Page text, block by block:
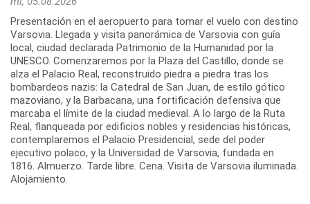
Presentación en el aeropuerto para tomar el vuelo con destino
Varsovia. Llegada y visita panorámica de Varsovia con guía
local, ciudad declarada Patrimonio de la Humanidad por la
UNESCO. Comenzaremos por la Plaza del Castillo, donde se
alza el Palacio Real, reconstruido piedra a piedra tras los
bombardeos nazis: la Catedral de San Juan, de estilo gótico
mazoviano, y la Barbacana, una fortificación defensiva que
marcaba el límite de la ciudad medieval. A lo largo de la Ruta
Real, flanqueada por edificios nobles y residencias históricas,
contemplaremos el Palacio Presidencial, sede del poder
ejecutivo polaco, y la Universidad de Varsovia, fundada en
1816. Almuerzo. Tarde libre. Cena. Visita de Varsovia iluminada.
Alojamiento.